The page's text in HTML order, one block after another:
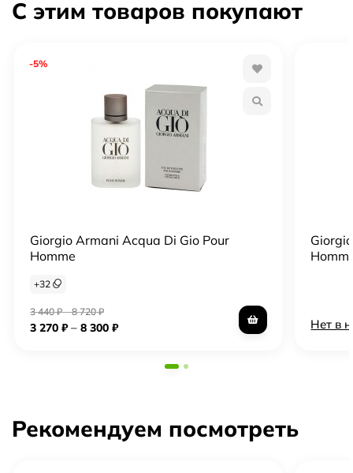
С этим товаров покупают
-5%
Giorgio Armani Acqua Di Gio Pour
Homme
+32
3 440₽–8 720₽
3 270 ₽– 8 300 ₽ Нет в
Рекомендуем посмотреть